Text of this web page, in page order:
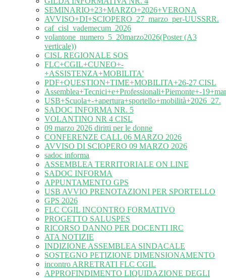
SEMINARIO+23+MARZO+2026+VERONA
AVVISO+DI+SCIOPERO_27_marzo_per-UUSSRR.
caf_cisl_vademecum_2026
volantone_numero_5_20marzo2026(Poster (A3
verticale))
CISL REGIONALE SOS
FLC+CGIL+CUNEO+-
+ASSISTENZA+MOBILITA'
PDF+QUESTION+TIME+MOBILITA+26-27 CISL
Assemblea+Tecnici+e+Professionali+Piemonte+-
USB+Scuola+-+apertura+sportello+mobilità+2026_27.
SADOC INFORMA NR. 5
VOLANTINO NR 4 CISL
09 marzo 2026 diritti per le donne
CONFERENZE CALL 06 MARZO 2026
AVVISO DI SCIOPERO 09 MARZO 2026
sadoc informa
ASSEMBLEA TERRITORIALE ON LINE
SADOC INFORMA
APPUNTAMENTO GPS
USB AVVIO PRENOTAZIONI PER SPORTELLO
GPS 2026
FLC CGIL INCONTRO FORMATIVO
PROGETTO SALUSPES
RICORSO DANNO PER DOCENTI IRC
ATA NOTIZIE
INDIZIONE ASSEMBLEA SINDACALE
SOSTEGNO PETIZIONE DIMENSIONAMENTO
incontro ARRETRATI FLC CGIL
APPROFINDIMENTO LIQUIDAZIONE DEGLI